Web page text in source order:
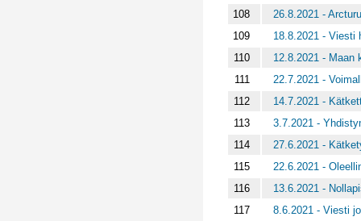
108
26.8.2021 -
109
18.8.2021 - Viesti
110
12.8.2021 - Maan
111
22.7.2021 -
112
14.7.2021 -
113
3.7.2021 -
114
27.6.2021 -
115
22.6.2021 -
116
13.6.2021 -
117
8.6.2021 - Viesti